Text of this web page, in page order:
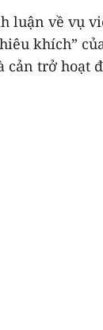
luận về vụ
khích”
cản trở hoạt